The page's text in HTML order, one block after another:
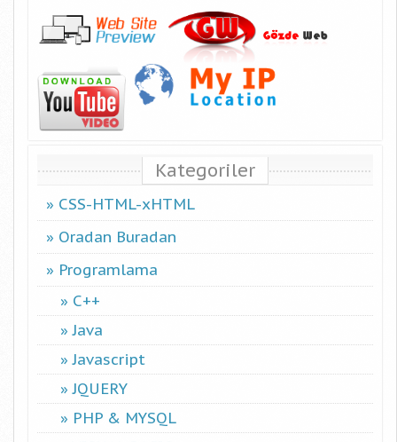
Kategoriler
CSS-HTML-xHTML
Oradan Buradan
Programlama
C++
Java
Javascript
JQUERY
PHP & MYSQL